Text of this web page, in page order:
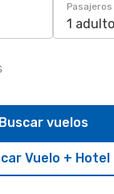
Pasajeros
1 adulto
Vuelo + Hotel
Buscar vuelos